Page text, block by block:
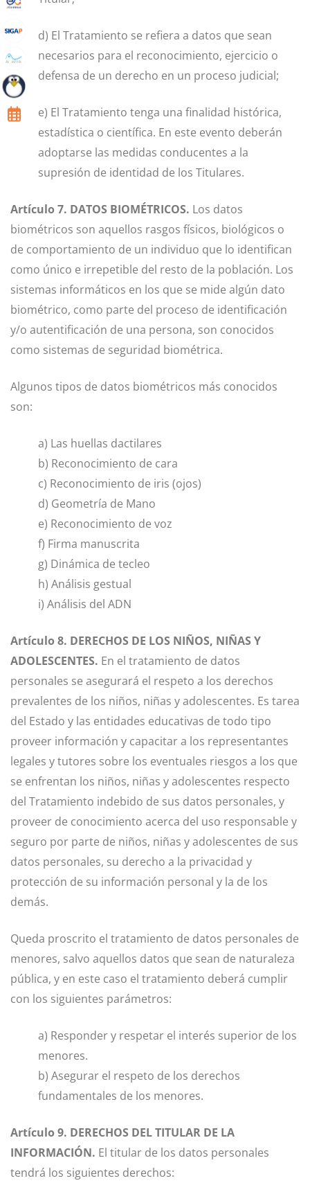
d) El Tratamiento se refiera a datos que sean
necesarios para el reconocimiento, ejercicio o
defensa de un derecho en un proceso judicial;
e) El Tratamiento tenga una finalidad histórica,
estadística o científica. En este evento deberán
adoptarse las medidas conducentes a la
supresión de identidad de los Titulares.
Artículo 7. DATOS BIOMÉTRICOS. Los datos
biométricos son aquellos rasgos físicos, biológicos o
de comportamiento de un individuo que lo identifican
como único e irrepetible del resto de la población. Los
sistemas informáticos en los que se mide algún dato
biométrico, como parte del proceso de identificación
y/o autentificación de una persona, son conocidos
como sistemas de seguridad biométrica.
Algunos tipos de datos biométricos más conocidos
son:
a) Las huellas dactilares
b) Reconocimiento de cara
c) Reconocimiento de iris (ojos)
d) Geometría de Mano
e) Reconocimiento de voz
f) Firma manuscrita
g) Dinámica de tecleo
h) Análisis gestual
i) Análisis del ADN
Artículo 8. DERECHOS DE LOS NIÑOS, NIÑAS Y
ADOLESCENTES. En el tratamiento de datos
personales se asegurará el respeto a los derechos
prevalentes de los niños, niñas y adolescentes. Es tarea
del Estado y las entidades educativas de todo tipo
proveer información y capacitar a los representantes
legales y tutores sobre los eventuales riesgos a los que
se enfrentan los niños, niñas y adolescentes respecto
del Tratamiento indebido de sus datos personales, y
proveer de conocimiento acerca del uso responsable y
seguro por parte de niños, niñas y adolescentes de sus
datos personales, su derecho a la privacidad y
protección de su información personal y la de los
demás.
Queda proscrito el tratamiento de datos personales de
menores, salvo aquellos datos que sean de naturaleza
pública, y en este caso el tratamiento deberá cumplir
con los siguientes parámetros:
a) Responder y respetar el interés superior de los
menores.
b) Asegurar el respeto de los derechos
fundamentales de los menores.
Artículo 9. DERECHOS DEL TITULAR DE LA
INFORMACIÓN. El titular de los datos personales
tendrá los siguientes derechos: